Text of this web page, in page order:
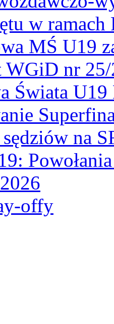
w ramach
MŚ U19
WGiD nr
Świata
na
offy